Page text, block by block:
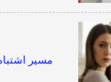
مسیر